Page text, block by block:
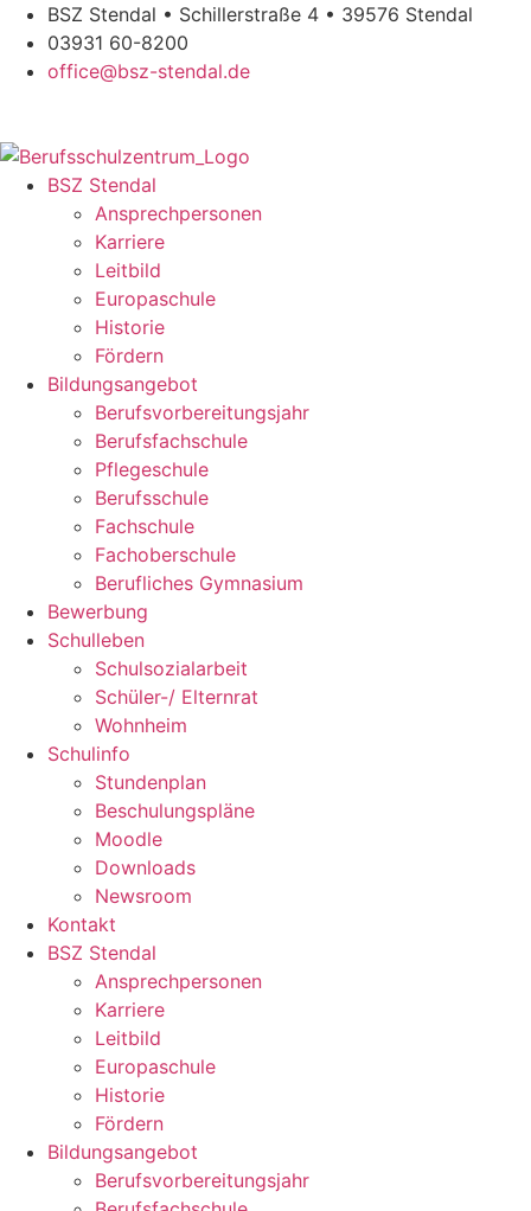
Zum
Inhalt
springen
BSZ Stendal • Schillerstraße 4 • 39576 Stendal
03931 60-8200
office@bsz-stendal.de
BSZ Stendal
Ansprechpersonen
Karriere
Leitbild
Europaschule
Historie
Fördern
Bildungsangebot
Berufsvorbereitungsjahr
Berufsfachschule
Pflegeschule
Berufsschule
Fachschule
Fachoberschule
Berufliches Gymnasium
Bewerbung
Schulleben
Schulsozialarbeit
Schüler-/ Elternrat
Wohnheim
Schulinfo
Stundenplan
Beschulungspläne
Moodle
Downloads
Newsroom
Kontakt
BSZ Stendal
Ansprechpersonen
Karriere
Leitbild
Europaschule
Historie
Fördern
Bildungsangebot
Berufsvorbereitungsjahr